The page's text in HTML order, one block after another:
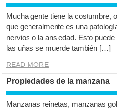
Mucha gente tiene la costumbre,
que generalmente es una
nervios o la ansiedad. Esto
las uñas se muerde también […]
READ MORE
Propiedades de la manzana
Manzanas reinetas, manzanas